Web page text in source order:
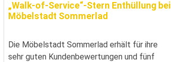
„Walk-of-Service“-Stern Enthüllung bei
Möbelstadt Sommerlad
Die Möbelstadt Sommerlad erhält für ihre
sehr guten Kundenbewertungen und fünf